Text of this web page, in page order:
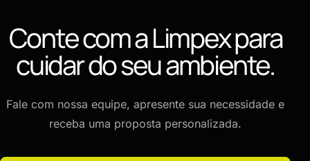
Conte com a Limpex para
cuidar do seu ambiente.
Fale com nossa equipe, apresente sua necessidade e
receba uma proposta personalizada.